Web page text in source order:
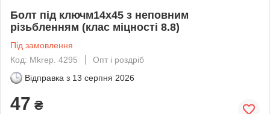
Болт під ключм14х45 з неповним
різьбленням (клас міцності 8.8)
Під замовлення
Код: Mkrep. 4295
Опт і роздріб
Відправка з 13 серпня 2026
47 ₴